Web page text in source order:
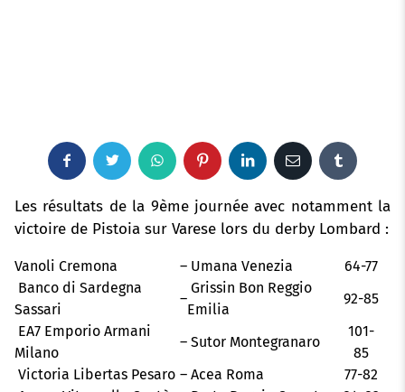
a
c
e
o
i
W
a
p
P
n
t
e
r
e
n
k
d
E
m
a m
b
Les résultats de la 9ème journée avec notamment la
victoire de Pistoia sur Varese lors du derby Lombard :
Vanoli Cremona – Umana Venezia
64-77
Banco di Sardegna
Sassari
–
Grissin Bon Reggio
Emilia
92-85
EA7 Emporio Armani
Milano
– Sutor Montegranaro
101-
85
Victoria Libertas Pesaro – Acea Roma
77-82